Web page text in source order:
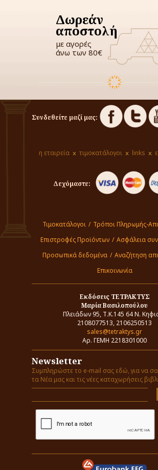
Δωρεάν
αποστολή
με αγορές
άνω των 80€
Συνδεθείτε μαζί μας:
η εταιρεία τιμοκατάλογοι links
Δεχόμαστε:
Τιμοκατάλογοι / Τρόποι Πληρωμής-
Επιστροφές Προϊόντων / Ασφάλεια
Προσωπικά δεδομένα / Αναζήτηση
Επικοινωνία
Εκδόσεις ΤΕΤΡΑΚΤΥΣ
Μαρία Βασιλοπούλου
Πλειάδων 95, Τ.Κ.145 64 Ν.
2108077513, 2106250513
sales@tetraktys.gr
Αρ. ΓΕΜΗ 2218301000
Newsletter
Συμπληρώστε το e-mail σας εδώ, για να
τα Νέα μας και τις νέες καταχωρήσεις